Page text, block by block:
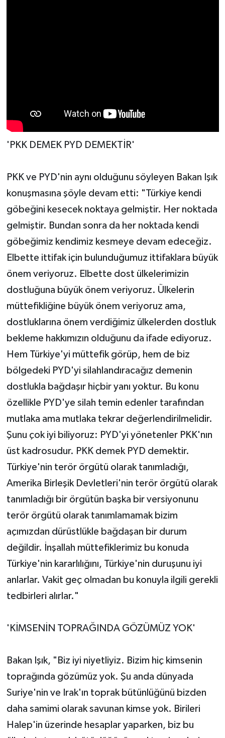
'PKK DEMEK PYD DEMEKTİR'
PKK ve PYD'nin aynı olduğunu söyleyen Bakan Işık
konuşmasına şöyle devam etti: "Türkiye kendi
göbeğini kesecek noktaya gelmiştir. Her noktada
gelmiştir. Bundan sonra da her noktada kendi
göbeğimiz kendimiz kesmeye devam edeceğiz.
Elbette ittifak için bulunduğumuz ittifaklara büyük
önem veriyoruz. Elbette dost ülkelerimizin
dostluğuna büyük önem veriyoruz. Ülkelerin
müttefikliğine büyük önem veriyoruz ama,
dostluklarına önem verdiğimiz ülkelerden dostluk
bekleme hakkımızın olduğunu da ifade ediyoruz.
Hem Türkiye'yi müttefik görüp, hem de biz
bölgedeki PYD'yi silahlandıracağız demenin
dostlukla bağdaşır hiçbir yanı yoktur. Bu konu
özellikle PYD'ye silah temin edenler tarafından
mutlaka ama mutlaka tekrar değerlendirilmelidir.
Şunu çok iyi biliyoruz: PYD'yi yönetenler PKK'nın
üst kadrosudur. PKK demek PYD demektir.
Türkiye'nin terör örgütü olarak tanımladığı,
Amerika Birleşik Devletleri'nin terör örgütü olarak
tanımladığı bir örgütün başka bir versiyonunu
terör örgütü olarak tanımlamamak bizim
açımızdan dürüstlükle bağdaşan bir durum
değildir. İnşallah müttefiklerimiz bu konuda
Türkiye'nin kararlılığını, Türkiye'nin duruşunu iyi
anlarlar. Vakit geç olmadan bu konuyla ilgili gerekli
tedbirleri alırlar."
'KİMSENİN TOPRAĞINDA GÖZÜMÜZ YOK'
Bakan Işık, "Biz iyi niyetliyiz. Bizim hiç kimsenin
toprağında gözümüz yok. Şu anda dünyada
Suriye'nin ve Irak'ın toprak bütünlüğünü bizden
daha samimi olarak savunan kimse yok. Birileri
Halep'in üzerinde hesaplar yaparken, biz bu